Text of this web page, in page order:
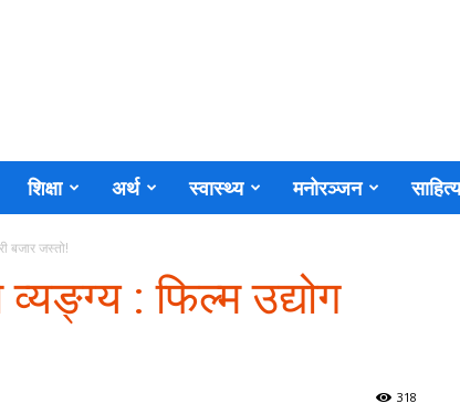
शिक्षा अर्थ स्वास्थ्य मनोरञ्जन साहित्य
बजार जस्तो!
: फिल्म उद्योग
318